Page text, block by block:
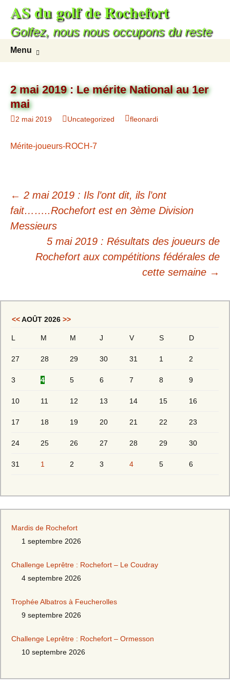
AS du golf de Rochefort
Golfez, nous nous occupons du reste
Menu
2 mai 2019 : Le mérite National au 1er
mai
2 mai 2019 Uncategorized fleonardi
Mérite-joueurs-ROCH-7
← 2 mai 2019 : Ils l’ont dit, ils l’ont
fait……..Rochefort est en 3ème Division
Messieurs
5 mai 2019 : Résultats des joueurs de
Rochefort aux compétitions fédérales de
cette semaine →
<<AOÛT 2026 >>
L M M J V S D
27 28 29 30 31 1 2
3 4 5 6 7 8 9
10 11 12 13 14 15 16
17 18 19 20 21 22 23
24 25 26 27 28 29 30
31 1 2 3 4 5 6
Mardis de Rochefort
1 septembre 2026
Challenge Leprêtre : Rochefort – Le Coudray
4 septembre 2026
Trophée Albatros à Feucherolles
9 septembre 2026
Challenge Leprêtre : Rochefort – Ormesson
10 septembre 2026